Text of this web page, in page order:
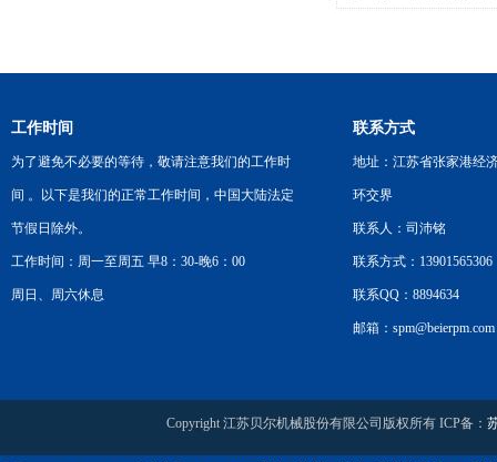
工作时间
为了避免不必要的等待，敬请注意我们的工作时
间 。以下是我们的正常工作时间，中国大陆法定
节假日除外。
工作时间：周一至周五 早8：30-晚6：00
周日、周六休息
联系方式
地址：江苏省张家港经
环交界
联系人：司沛铭
联系方式：13901565306
联系QQ：8894634
邮箱：spm@beierpm.com
Copyright 江苏贝尔机械股份有限公司版权所有 ICP备：